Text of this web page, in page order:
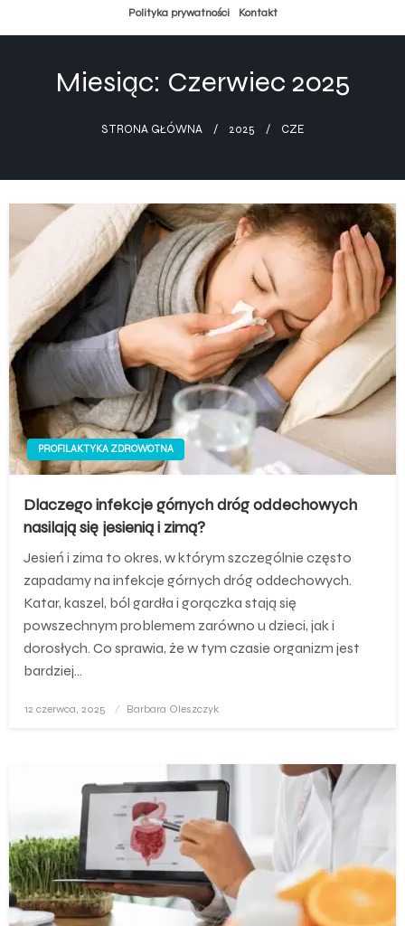
do
Polityka prywatności Kontakt
Miesiąc: Czerwiec 2025
STRONA GŁÓWNA 2025 CZE
PROFILAKTYKA ZDROWOTNA
Dlaczego infekcje górnych dróg oddechowych
nasilają się jesienią i zimą?
Jesień i zima to okres, w którym szczególnie często
zapadamy na infekcje górnych dróg oddechowych.
Katar, kaszel, ból gardła i gorączka stają się
powszechnym problemem zarówno u dzieci, jak i
dorosłych. Co sprawia, że w tym czasie organizm jest
bardziej…
Opublikowane
12 czerwca, 2025 Barbara Oleszczyk